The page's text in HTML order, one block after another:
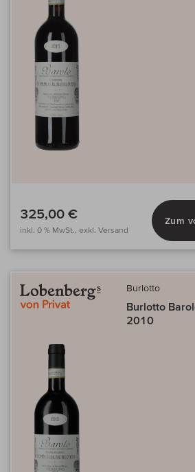
325,00 €
inkl. 0 % MwSt., exkl. Versand
Zum
Burlotto
Burlotto
2010